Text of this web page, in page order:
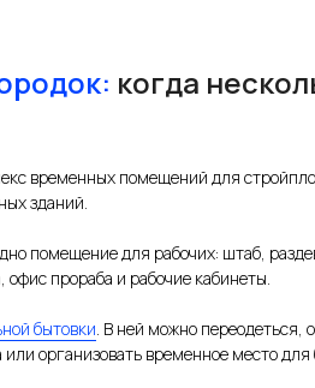
когда
временных помещений для
зданий.
помещение для рабочих: штаб,
прораба и рабочие кабинеты.
бытовки. В ней можно переодеться,
организовать временное место для